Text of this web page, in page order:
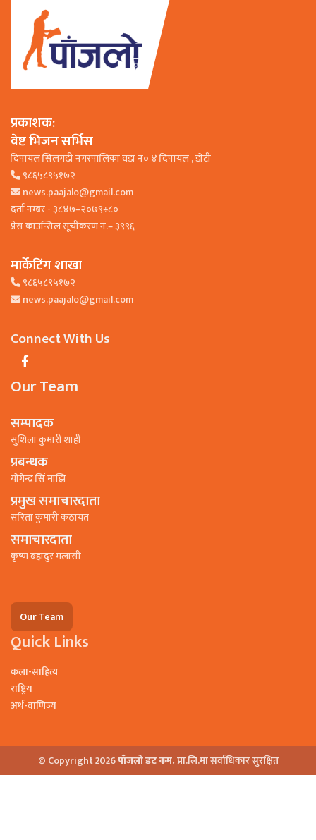
प्रकाशक:
वेष्ट भिजन सर्भिस
दिपायल सिलगढी नगरपालिका वडा न० ४ दिपायल , डाेटी
९८६५८९५१७२
news.paajalo@gmail.com
दर्ता नम्बर - ३८४७–२०७९÷८०
प्रेस काउन्सिल सूचीकरण नं.– ३९९६
मार्केटिंग शाखा
९८६५८९५१७२
news.paajalo@gmail.com
Connect With Us
Our Team
सम्पादक
सुशिला कुमारी शाही
प्रबन्धक
याेगेन्द्र सिं माझि
प्रमुख समाचारदाता
सरिता कुमारी कठायत
समाचारदाता
कृष्ण बहादुर मलासी
Our Team
Quick Links
कला-साहित्य
राष्ट्रिय
अर्थ-वाणिज्य
© Copyright 2026पाँजलो डट कम.प्रा.लि.मा सर्वाधिकार सुरक्षित